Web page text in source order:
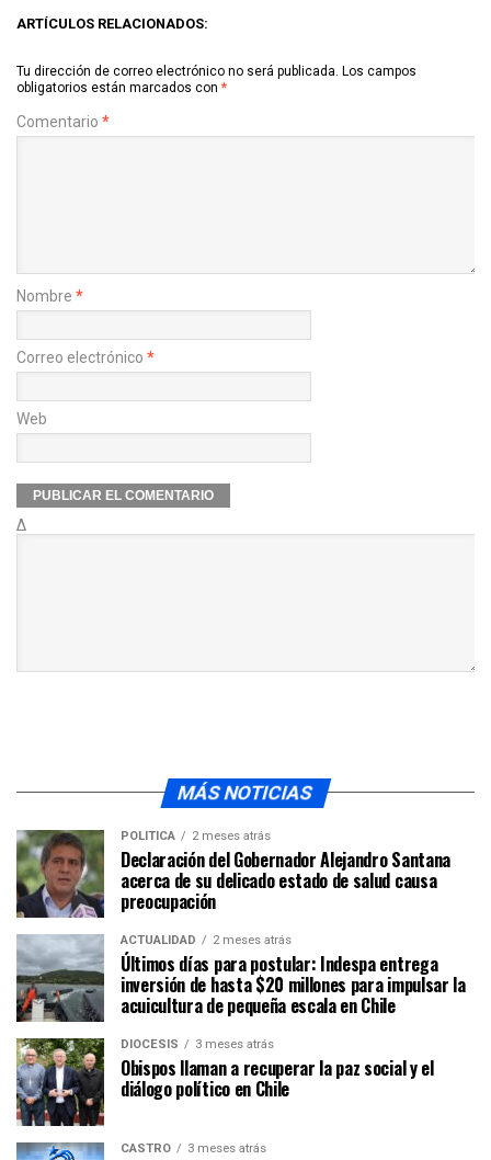
ARTÍCULOS RELACIONADOS:
Tu dirección de correo electrónico no será publicada. Los campos
obligatorios están marcados con *
Comentario *
Nombre *
Correo electrónico *
Web
Δ
MÁS NOTICIAS
POLÍTICA 2 meses atrás
Declaración del Gobernador Alejandro Santana
acerca de su delicado estado de salud causa
preocupación
ACTUALIDAD 2 meses atrás
Últimos días para postular: Indespa entrega
inversión de hasta $20 millones para impulsar la
acuicultura de pequeña escala en Chile
DIÓCESIS 3 meses atrás
Obispos llaman a recuperar la paz social y el
diálogo político en Chile
CASTRO 3 meses atrás